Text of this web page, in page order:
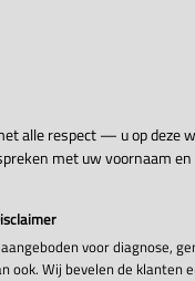
alle respect — u op deze
met uw voornaam
voor diagnose,
ook. Wij bevelen de klanten